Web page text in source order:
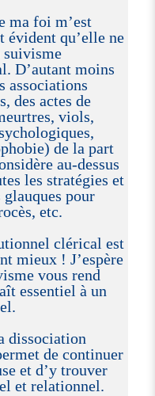
ma foi m’est
évident qu’elle ne
suivisme
D’autant moins
associations
des actes de
viols,
de la part
au-dessus
les stratégies et
pour
etc.
clérical est
mieux ! J’espère
vous rend
essentiel à un
dissociation
de continuer
et d’y trouver
et relationnel.